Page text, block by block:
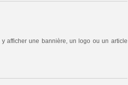
afficher une bannière, un logo ou un article